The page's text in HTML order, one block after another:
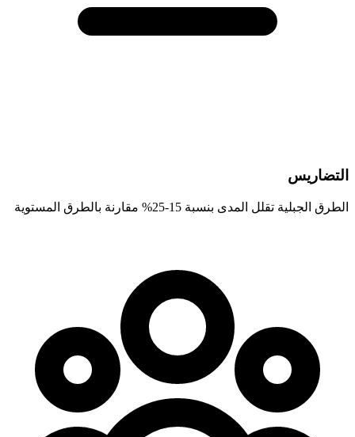
التضاريس
الطرق الجبلية تقلل المدى بنسبة 15-25% مقارنة بالطرق المستوية